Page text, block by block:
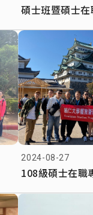
碩士班暨碩士
2024-08-27
108級碩士在職